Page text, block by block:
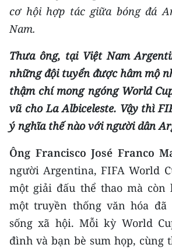
cơ hội hợp tác giữa bóng đá
Nam.
Thưa ông, tại Việt Nam
những đội tuyển được hâm mộ
thậm chí mong ngóng World
vũ cho La Albiceleste. Vậy thì
ý nghĩa thế nào với người dân
Ông Francisco José Franco
người Argentina, FIFA World
một giải đấu thể thao mà còn
một truyền thống văn hóa đã
sống xã hội. Mỗi kỳ World
đình và bạn bè sum họp, cùng